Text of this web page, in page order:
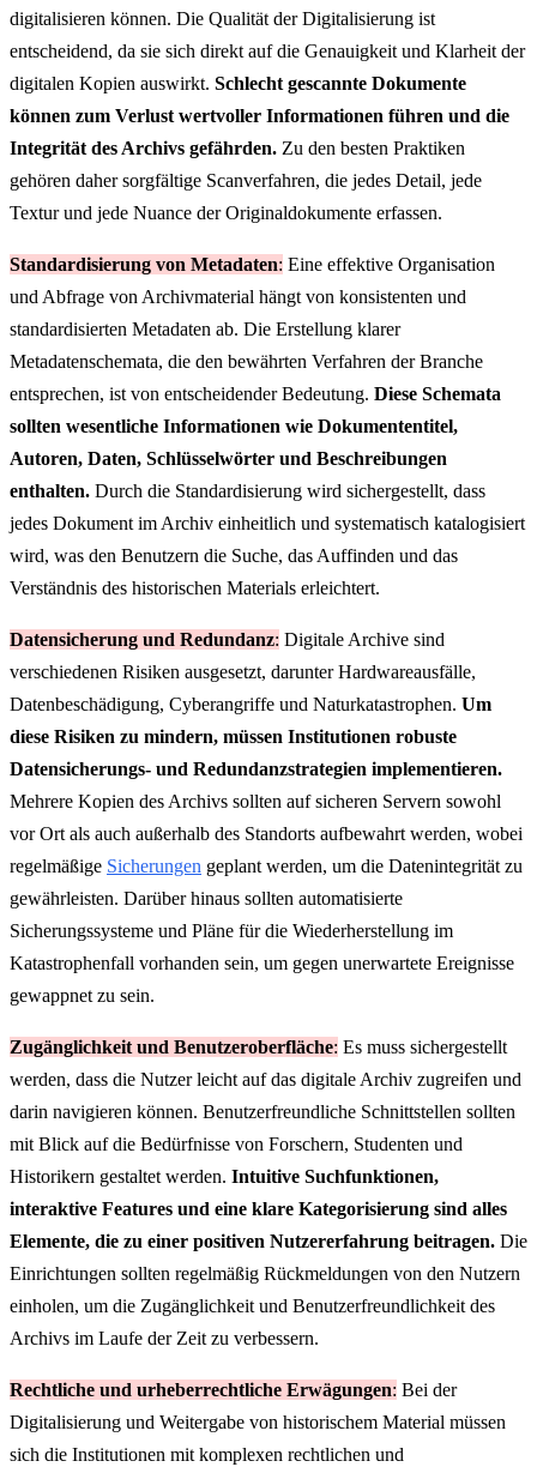
digitalisieren können. Die Qualität der Digitalisierung ist
entscheidend, da sie sich direkt auf die Genauigkeit und Klarheit der
digitalen Kopien auswirkt. Schlecht gescannte Dokumente
können zum Verlust wertvoller Informationen führen und die
Integrität des Archivs gefährden. Zu den besten Praktiken
gehören daher sorgfältige Scanverfahren, die jedes Detail, jede
Textur und jede Nuance der Originaldokumente erfassen.
Standardisierung von Metadaten: Eine effektive Organisation
und Abfrage von Archivmaterial hängt von konsistenten und
standardisierten Metadaten ab. Die Erstellung klarer
Metadatenschemata, die den bewährten Verfahren der Branche
entsprechen, ist von entscheidender Bedeutung. Diese Schemata
sollten wesentliche Informationen wie Dokumententitel,
Autoren, Daten, Schlüsselwörter und Beschreibungen
enthalten. Durch die Standardisierung wird sichergestellt, dass
jedes Dokument im Archiv einheitlich und systematisch katalogisiert
wird, was den Benutzern die Suche, das Auffinden und das
Verständnis des historischen Materials erleichtert.
Datensicherung und Redundanz: Digitale Archive sind
verschiedenen Risiken ausgesetzt, darunter Hardwareausfälle,
Datenbeschädigung, Cyberangriffe und Naturkatastrophen. Um
diese Risiken zu mindern, müssen Institutionen robuste
Datensicherungs- und Redundanzstrategien implementieren.
Mehrere Kopien des Archivs sollten auf sicheren Servern sowohl
vor Ort als auch außerhalb des Standorts aufbewahrt werden, wobei
regelmäßige Sicherungen geplant werden, um die Datenintegrität zu
gewährleisten. Darüber hinaus sollten automatisierte
Sicherungssysteme und Pläne für die Wiederherstellung im
Katastrophenfall vorhanden sein, um gegen unerwartete Ereignisse
gewappnet zu sein.
Zugänglichkeit und Benutzeroberfläche: Es muss sichergestellt
werden, dass die Nutzer leicht auf das digitale Archiv zugreifen und
darin navigieren können. Benutzerfreundliche Schnittstellen sollten
mit Blick auf die Bedürfnisse von Forschern, Studenten und
Historikern gestaltet werden. Intuitive Suchfunktionen,
interaktive Features und eine klare Kategorisierung sind alles
Elemente, die zu einer positiven Nutzererfahrung beitragen. Die
Einrichtungen sollten regelmäßig Rückmeldungen von den Nutzern
einholen, um die Zugänglichkeit und Benutzerfreundlichkeit des
Archivs im Laufe der Zeit zu verbessern.
Rechtliche und urheberrechtliche Erwägungen: Bei der
Digitalisierung und Weitergabe von historischem Material müssen
sich die Institutionen mit komplexen rechtlichen und